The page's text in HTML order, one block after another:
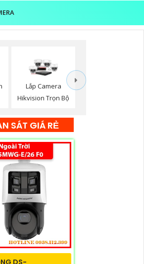
Lắp Camera
Hikvision Trọn Bộ
SÁT GIÁ RẺ